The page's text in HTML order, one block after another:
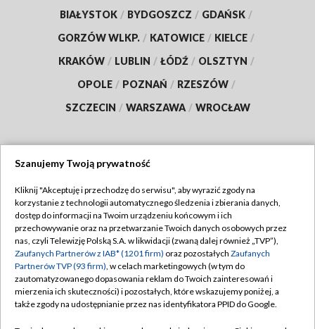
BIAŁYSTOK / BYDGOSZCZ / GDAŃSK /
GORZÓW WLKP. / KATOWICE / KIELCE /
KRAKÓW / LUBLIN / ŁÓDŹ / OLSZTYN /
OPOLE / POZNAŃ / RZESZÓW /
SZCZECIN / WARSZAWA / WROCŁAW
TVP
Abonament TVP
Emisja w TVP
Centrum informacji TVP
Naziemna Telewizja Cyfrowa
Regulamin TVP
Polityka prywatności
Moje zgody
Pomoc
Szanujemy Twoją prywatność
Kliknij "Akceptuję i przechodzę do serwisu", aby wyrazić zgody na
korzystanie z technologii automatycznego śledzenia i zbierania danych,
dostęp do informacji na Twoim urządzeniu końcowym i ich
przechowywanie oraz na przetwarzanie Twoich danych osobowych przez
nas, czyli Telewizję Polską S.A. w likwidacji (zwaną dalej również „TVP”),
Zaufanych Partnerów z IAB* (1201 firm) oraz pozostałych Zaufanych
Partnerów TVP (93 firm), w celach marketingowych (w tym do
zautomatyzowanego dopasowania reklam do Twoich zainteresowań i
mierzenia ich skuteczności) i pozostałych, które wskazujemy poniżej, a
także zgody na udostępnianie przez nas identyfikatora PPID do Google.